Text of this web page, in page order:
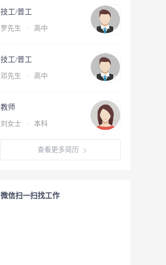
技工/普工
罗先生 · 高中
技工/普工
邓先生 · 高中
教师
刘女士 · 本科
查看更多简历
微信扫一扫找工作